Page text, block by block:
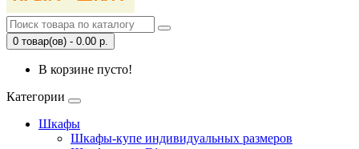
0 товар(ов) - 0.00 р.
В корзине пусто!
Категории
Шкафы
Шкафы-купе индивидуальных размеров